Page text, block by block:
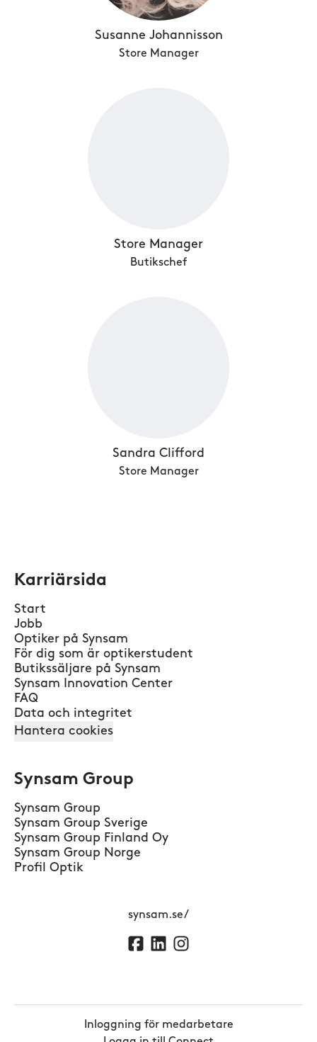
Susanne Johannisson
Store Manager
Store Manager
Butikschef
Sandra Clifford
Store Manager
Karriärsida
Start
Jobb
Optiker på Synsam
För dig som är optikerstudent
Butikssäljare på Synsam
Synsam Innovation Center
FAQ
Data och integritet
Hantera cookies
Synsam Group
Synsam Group
Synsam Group Sverige
Synsam Group Finland Oy
Synsam Group Norge
Profil Optik
synsam.se/
Inloggning för medarbetare